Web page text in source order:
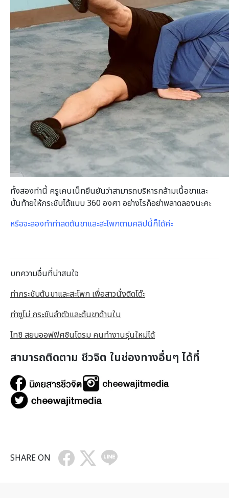
ทั้งสองท่านี้ ครูเคนเน็ทยืนยันว่าสามารถบริหารกล้ามเนื้อขาและ
บั้นท้ายให้กระชับได้แบบ 360 องศา อย่างไรก็อย่าพลาดลองนะคะ
หรือจะลองทำท่าลดต้นขาและสะโพกตามคลิปนี้ก็ได้ค่ะ
บทความอื่นที่น่าสนใจ
ท่ากระชับต้นขาและสะโพก เพื่อสาวนั่งติดโต๊ะ
ท่าซูโม่ กระชับลำตัวและต้นขาด้านใน
ไทชิ สยบออฟฟิศซินโดรม คนทำงานรุ่นใหม่ได้
สามารถติดตาม ชีวจิต ในช่องทางอื่นๆ ได้ที่
SHARE ON